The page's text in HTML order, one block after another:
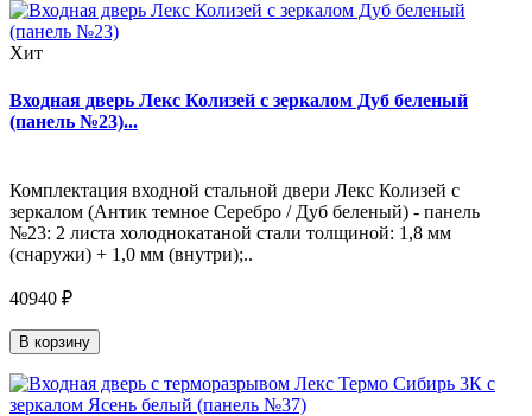
Хит
Входная дверь Лекс Колизей с зеркалом Дуб беленый
(панель №23)...
Комплектация входной стальной двери Лекс Колизей с
зеркалом (Антик темное Серебро / Дуб беленый) - панель
№23: 2 листа холоднокатаной стали толщиной: 1,8 мм
(снаружи) + 1,0 мм (внутри);..
40940 ₽
В корзину